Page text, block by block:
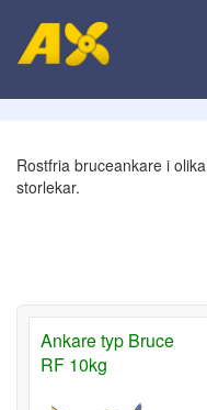
Rostfria bruceankare i olika
storlekar.
Ankare typ Bruce
RF 10kg